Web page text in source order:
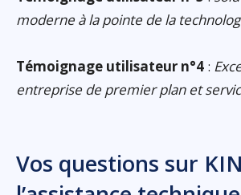
moderne à la pointe de la
Témoignage utilisateur n°4 :
entreprise de premier plan et
Vos questions sur